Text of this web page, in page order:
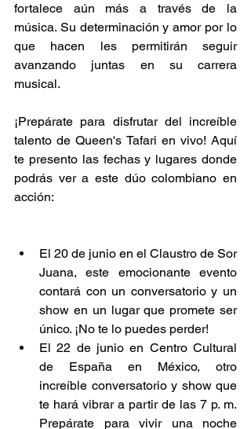
fortalece aún más a través de la
música. Su determinación y amor por lo
que hacen les permitirán seguir
avanzando juntas en su carrera
musical.
¡Prepárate para disfrutar del increíble
talento de Queen's Tafari en vivo! Aquí
te presento las fechas y lugares donde
podrás ver a este dúo colombiano en
acción:
El 20 de junio en el Claustro de Sor
Juana, este emocionante evento
contará con un conversatorio y un
show en un lugar que promete ser
único. ¡No te lo puedes perder!
El 22 de junio en Centro Cultural
de España en México, otro
increíble conversatorio y show que
te hará vibrar a partir de las 7 p. m.
Prepárate para vivir una noche